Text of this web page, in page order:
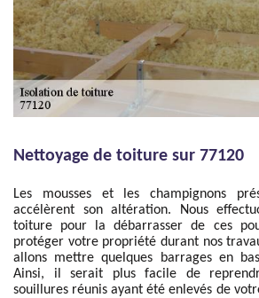
Nettoyage de toiture sur 77120
Les mousses et les champignons
accélèrent son altération. Nous
toiture pour la débarrasser de ces
protéger votre propriété durant nos
allons mettre quelques barrages en
Ainsi, il serait plus facile de
souillures réunis ayant été enlevés de